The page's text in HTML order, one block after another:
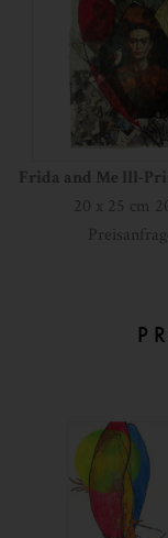
Frida and Me lll-
20 x 25 cm